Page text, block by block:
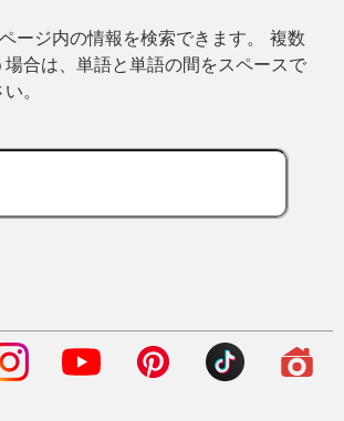
ージ内の情報を検索できます。 複数
合は、単語と単語の間をスペースで
。